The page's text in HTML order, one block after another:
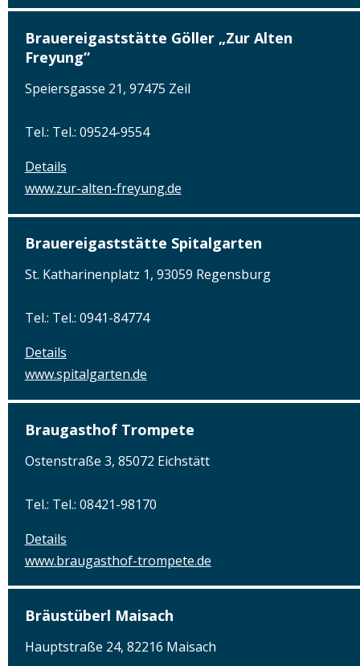
Brauereigaststätte Göller „Zur Alten
Freyung“
Speiersgasse 21, 97475 Zeil
Tel.: Tel.: 09524-9554
Details
www.zur-alten-freyung.de
Brauereigaststätte Spitalgarten
St. Katharinenplatz 1, 93059 Regensburg
Tel.: Tel.: 0941-84774
Details
www.spitalgarten.de
Braugasthof Trompete
Ostenstraße 3, 85072 Eichstätt
Tel.: Tel.: 08421-98170
Details
www.braugasthof-trompete.de
Bräustüberl Maisach
Hauptstraße 24, 82216 Maisach